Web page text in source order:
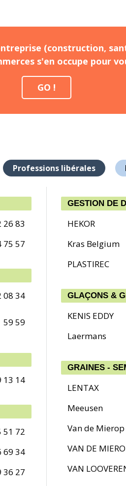
(construction,
s'en occupe pour
GO !
Professions libérales
26 83
75 57
08 34
59 59
13 14
51 72
69 34
36 27
GESTION DE
HEKOR
Kras Belgium
PLASTIREC
GLAÇONS &
KENIS EDDY
Laermans
GRAINES -
LENTAX
Meeusen
Van de
VAN DE
VAN